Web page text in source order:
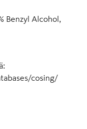
Benzyl Alcohol,
cosing/